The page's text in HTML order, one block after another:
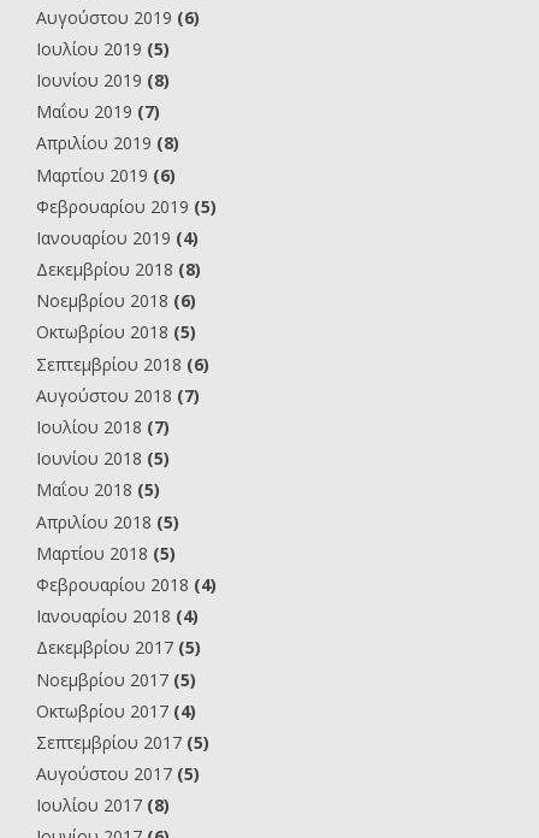
Αυγούστου 2019 (6)
Ιουλίου 2019 (5)
Ιουνίου 2019 (8)
Μαΐου 2019 (7)
Απριλίου 2019 (8)
Μαρτίου 2019 (6)
Φεβρουαρίου 2019 (5)
Ιανουαρίου 2019 (4)
Δεκεμβρίου 2018 (8)
Νοεμβρίου 2018 (6)
Οκτωβρίου 2018 (5)
Σεπτεμβρίου 2018 (6)
Αυγούστου 2018 (7)
Ιουλίου 2018 (7)
Ιουνίου 2018 (5)
Μαΐου 2018 (5)
Απριλίου 2018 (5)
Μαρτίου 2018 (5)
Φεβρουαρίου 2018 (4)
Ιανουαρίου 2018 (4)
Δεκεμβρίου 2017 (5)
Νοεμβρίου 2017 (5)
Οκτωβρίου 2017 (4)
Σεπτεμβρίου 2017 (5)
Αυγούστου 2017 (5)
Ιουλίου 2017 (8)